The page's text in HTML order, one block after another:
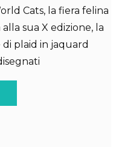
Cats, la fiera felina
sua X edizione, la
plaid in jaquard